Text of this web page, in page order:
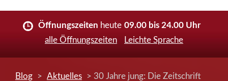
Öffnungszeiten heute 09.00 bis 24.00 Uhr
alle Öffnungszeiten
Leichte Sprache
Blog > Aktuelles
> 30 Jahre jung: Die Zeitschrift